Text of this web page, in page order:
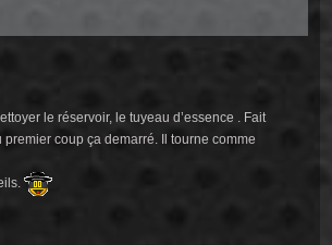
le réservoir, le tuyeau d’essence . Fait
coup ça demarré. Il tourne comme